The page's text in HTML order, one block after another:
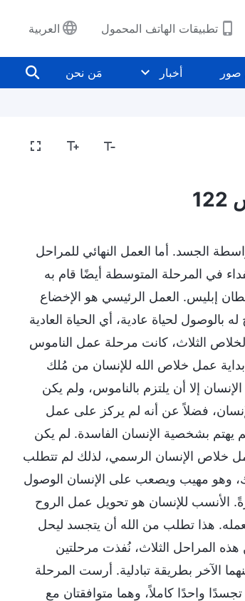
تطبيقات الهاتف المحمول العربية
أخبار مَن نحن
الدينية
الجسد. أما العمل النهائي للمراحل
في المرحلة المتوسطة أيضًا قام به
إبليس. العمل الرئيسي هو الإخضاع
بالوصول لحياة عادية، أي الحياة العادية
الثلاث، كانت مرحلة عمل الناموس
عمل خلاص الله للإنسان من مُلك
إلا أن يلتزم بالناموس، ولم يكن
فضلاً عن أنه لم يركز على عمل
يهتم بشخصية الإنسان الفاسدة. لم يكن
خلاص الإنسان الرسمي، لذلك لم تتطلب
وهو مهيب ويصعب على الإنسان الوصول
الأنسب للإنسان هو تحويل عمل الروح
هذا تطلب من الله أن يتجسد ليحل
المراحل الثلاث، نُفذت مرحلتين
الآخر بطريقة تبادلية. أرست المرحلة
واحدًا كاملاً، وهما متوافقتان مع